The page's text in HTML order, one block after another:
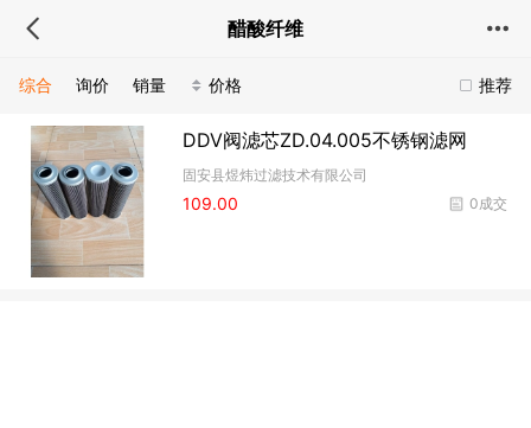
醋酸纤维
推荐
综合 询价 销量 价格
DDV阀滤芯ZD.04.005不锈钢滤网
固安县煜炜过滤技术有限公司
0成交
109.00